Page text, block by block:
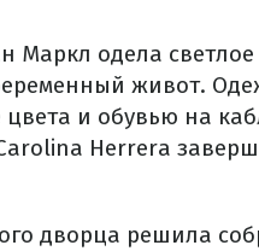
Маркл одела светлое
живот.
и обувью на
Herrera
дворца решила